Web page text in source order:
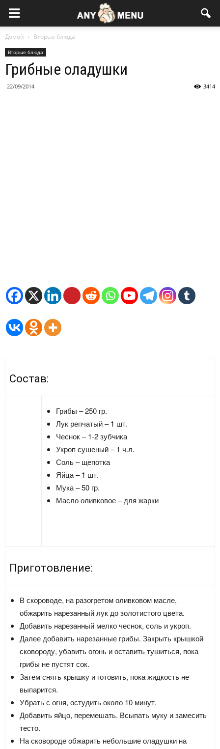
Домой Вторые блюда
Вторые блюда
Грибные оладушки
22/09/2014 3414
Состав:
Грибы – 250 гр.
Лук репчатый – 1 шт.
Чеснок – 1-2 зубчика
Укроп сушеный – 1 ч.л.
Соль – щепотка
Яйца – 1 шт.
Мука – 50 гр.
Масло оливковое – для жарки
Приготовление:
В скороводе, на разогретом оливковом масле,
обжарить нарезанный лук до золотистого цвета.
Добавить нарезанный мелко чеснок, соль и укроп.
Далее добавить нарезанные грибы. Закрыть крышкой
сковороду, убавить огонь и оставить тушиться, пока
грибы не пустят сок.
Затем снять крышку и готовить, пока жидкость не
выпарится.
Убрать с огня, остудить около 10 минут.
Добавить яйцо, перемешать. Всыпать муку и замесить
тесто.
На сковороде обжарить небольшие оладушки на